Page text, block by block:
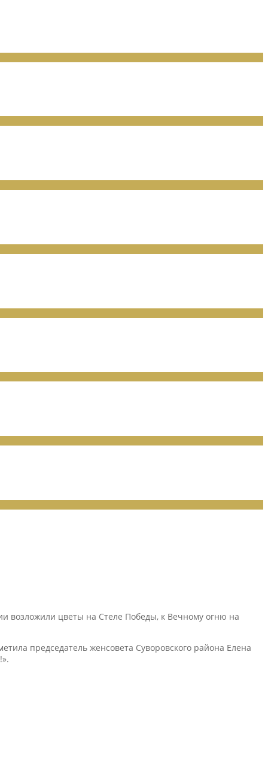
возложили цветы на Стеле Победы, к Вечному огню на
председатель женсовета Суворовского района Елена